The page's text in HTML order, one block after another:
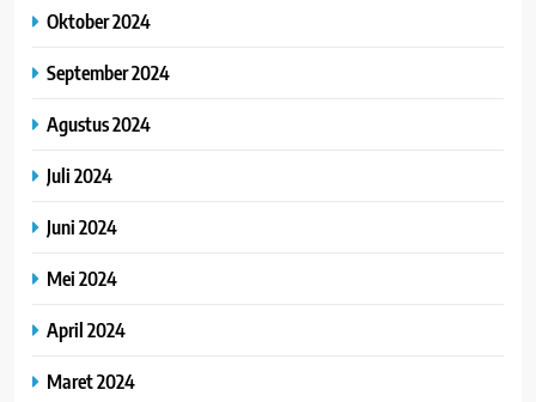
Oktober 2024
September 2024
Agustus 2024
Juli 2024
Juni 2024
Mei 2024
April 2024
Maret 2024